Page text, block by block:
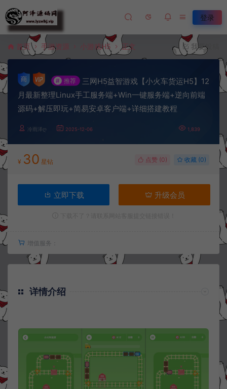
登录
首页 手游资源 小游戏H5 正文 我要投稿
# 推荐
三网H5益智游戏【小火车货运H5】12
月最新整理Linux手工服务端+Win一键服务端+逆向前端
源码+解压即玩+简易安卓客户端+详细搭建教程
冷雨泽ღ 2025-12-06 1,839
¥ 30 星钻 点赞 (0) 收藏 (0)
立即下载 升级会员
增值服务：
详情介绍